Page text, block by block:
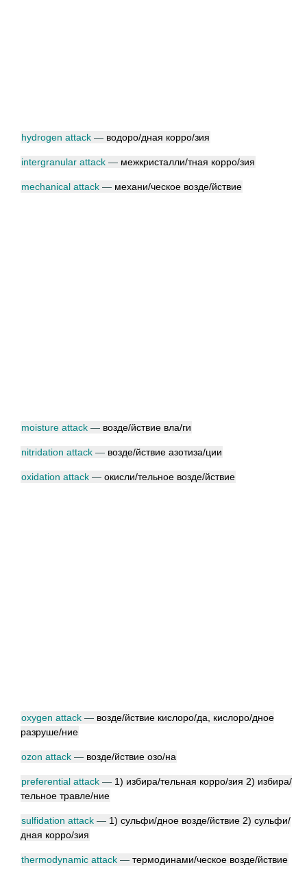
hydrogen attack — водоро/дная корро/зия
intergranular attack — межкристалли/тная корро/зия
mechanical attack — механи/ческое возде/йствие
moisture attack — возде/йствие вла/ги
nitridation attack — возде/йствие азотиза/ции
oxidation attack — окисли/тельное возде/йствие
oxygen attack — возде/йствие кислоро/да, кислоро/дное
разруше/ние
ozon attack — возде/йствие озо/на
preferential attack — 1) избира/тельная корро/зия 2) избира/
тельное травле/ние
sulfidation attack — 1) сульфи/дное возде/йствие 2) сульфи/
дная корро/зия
thermodynamic attack — термодинами/ческое возде/йствие